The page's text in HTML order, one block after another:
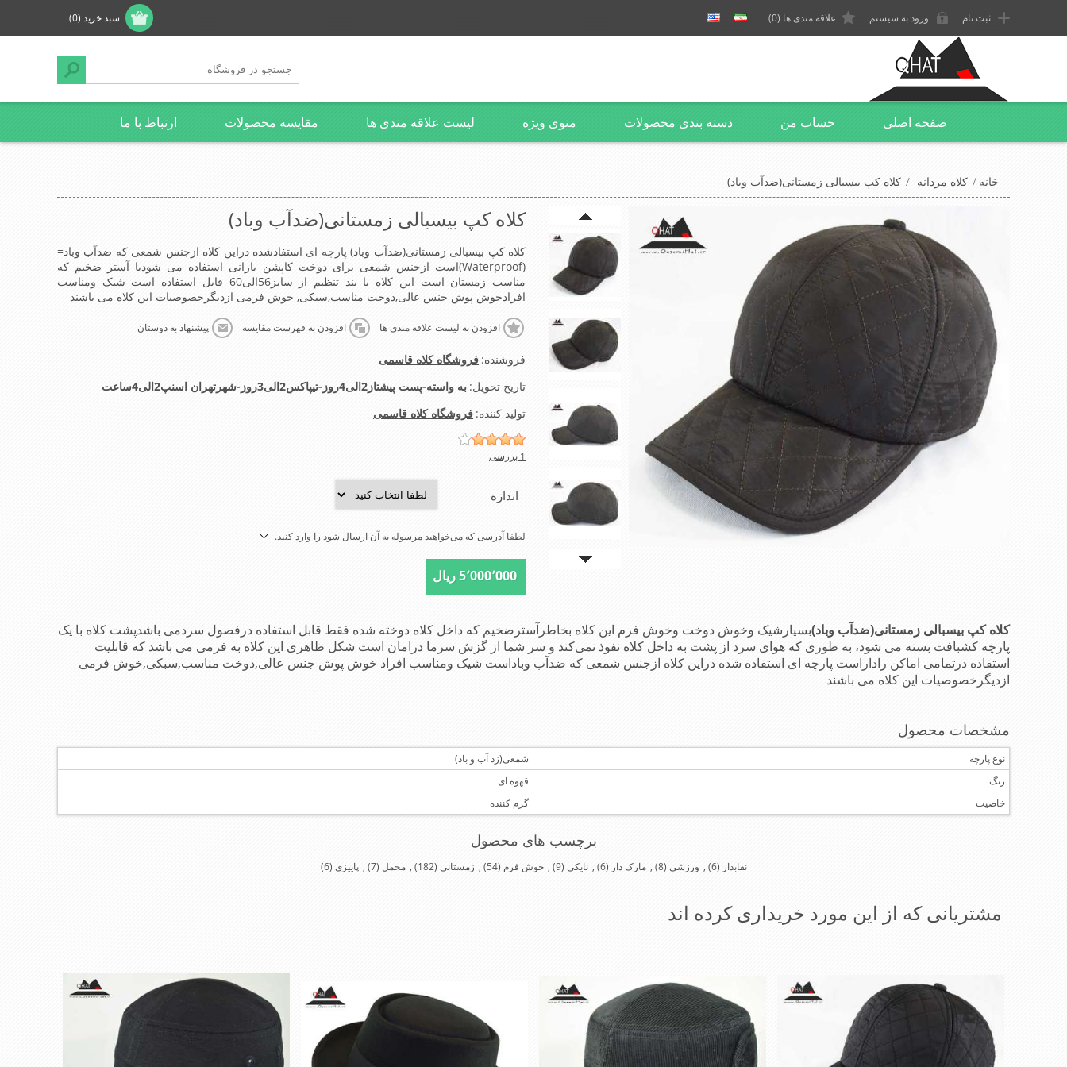
سبد خرید (0) ثبت نام ورود به سیستم علاقه مندی ها (0)
صفحه اصلی حساب من دسته بندی محصولات منوی ویژه لیست علاقه مندی ها مقایسه محصولات ارتباط با ما
خانه / کلاه مردانه / کلاه کپ بیسبالی زمستانی(ضدآب وباد)
کلاه کپ بیسبالی زمستانی(ضدآب وباد)
کلاه کپ بیسبالی زمستانی(ضدآب وباد) پارچه ای استفادشده دراین کلاه ازجنس شمعی که ضدآب وباد=
(Waterproof)است ازجنس شمعی برای دوخت کاپشن بارانی استفاده می شودبا آستر ضخیم که
مناسب زمستان است این کلاه با بند تنظیم از سایز56الی60 قابل استفاده است شیک ومناسب
افرادخوش پوش جنس عالی,دوخت مناسب,سبکی, خوش فرمی ازدیگرخصوصیات این کلاه می باشند
افزودن به لیست علاقه مندی ها افزودن به فهرست مقایسه پیشنهاد به دوستان
فروشنده: فروشگاه کلاه قاسمی
تاریخ تحویل: به واسته-پست پیشتاز2الی4روز-تیپاکس2الی3روز-شهرتهران اسنپ2الی4ساعت
تولید کننده: فروشگاه کلاه قاسمی
1 بررسی
اندازه
لطفا آدرسی که می‌خواهید مرسوله به آن ارسال شود را وارد کنید.
5٬000٬000 ریال
کلاه کپ بیسبالی زمستانی(ضدآب وباد)بسیارشیک وخوش دوخت وخوش فرم این کلاه بخاطرآسترضخیم که داخل کلاه دوخته شده فقط قابل استفاده درفصول سردمی باشدپشت کلاه با یک
پارچه کشبافت بسته می شود، به طوری که هوای سرد از پشت به داخل کلاه نفوذ نمی‌کند و سر شما از گزش سرما درامان است شکل ظاهری این کلاه به فرمی می باشد که قابلیت
استفاده درتمامی اماکن راداراست پارچه ای استفاده شده دراین کلاه ازجنس شمعی که ضدآب وباداست شیک ومناسب افراد خوش پوش جنس عالی,دوخت مناسب,سبکی,خوش فرمی
ازدیگرخصوصیات این کلاه می باشند
مشخصات محصول
نوع پارچه
شمعی(زد آب و باد)
رنگ
قهوه ای
خاصیت
گرم کننده
برچسب های محصول
نقابدار (6)
, ورزشی (8)
, مارک دار (6)
, نایکی (9)
, خوش فرم (54)
, زمستانی (182)
, مخمل (7)
, پاییزی (6)
مشتریانی که از این مورد خریداری کرده اند